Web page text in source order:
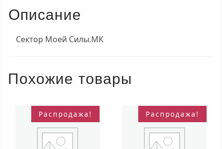
Описание
Сектор Моей Силы.МК
Похожие товары
Распродажа! Распродажа!